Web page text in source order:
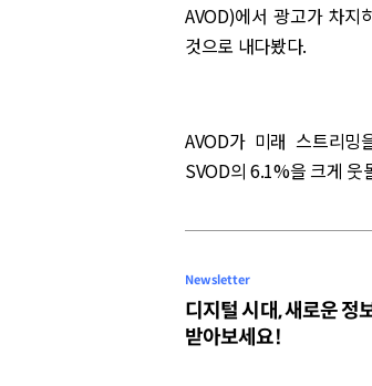
AVOD)에서 광고가 차
것으로 내다봤다.
AVOD가 미래 스트리밍
SVOD의 6.1%을 크게 웃
Newsletter
디지털 시대, 새로운 정
받아보세요!